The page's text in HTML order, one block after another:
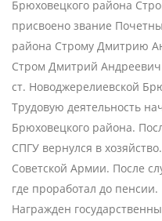
Брюховецкого района
присвоено звание
района Строму Дмитрию
Стром Дмитрий Андреевич
ст. Новоджерелиевской
Трудовую деятельность
Брюховецкого района.
СПГУ вернулся в
Советской Армии. После
где проработал до пенсии.
Награжден